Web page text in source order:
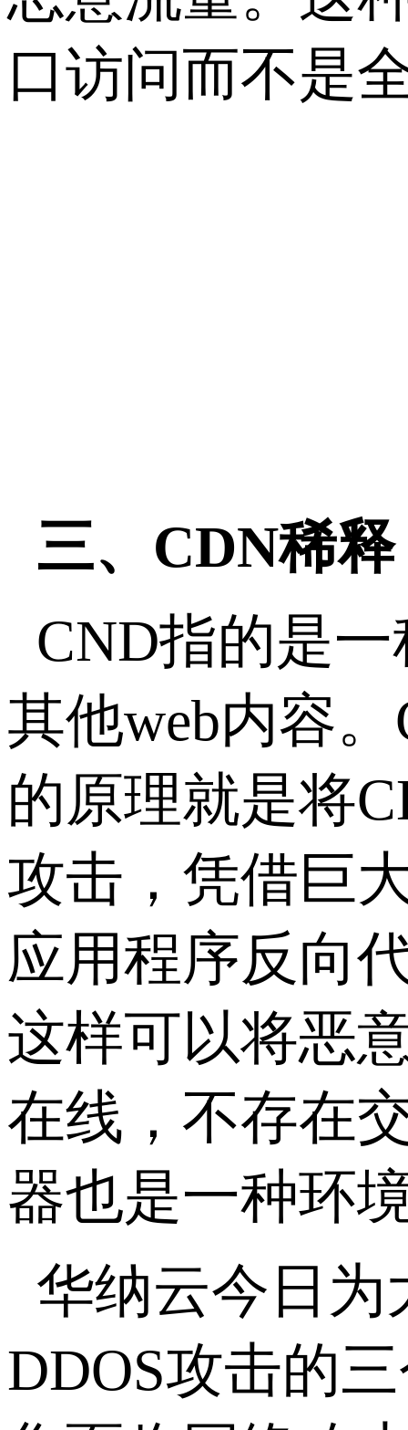
口访问而不是
三、CDN稀释
CND指的是
其他web内容
的原理就是将
攻击，凭借巨
应用程序反向
这样可以将恶
在线，不存在
器也是一种环
华纳云今日为
DDOS攻击的